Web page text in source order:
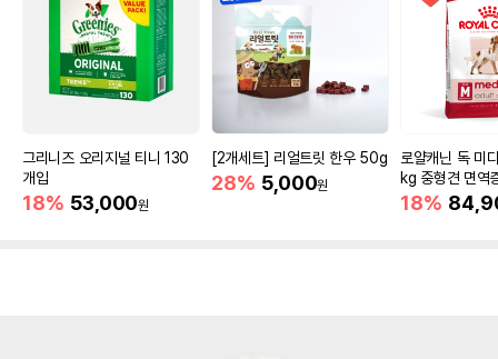
그리니즈 오리지널 티니 130
개입
18% 53,000원
[2개세트] 리얼트릿 한우 50g
28% 5,000원
로얄캐닌 독 미
kg 중형견 면역
18%